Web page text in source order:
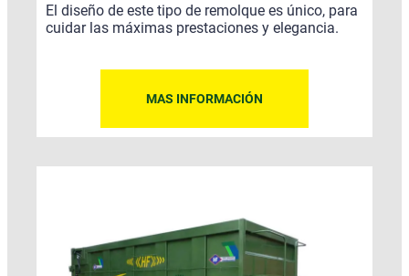
El diseño de este tipo de remolque es único, para
cuidar las máximas prestaciones y elegancia.
MAS INFORMACIÓN